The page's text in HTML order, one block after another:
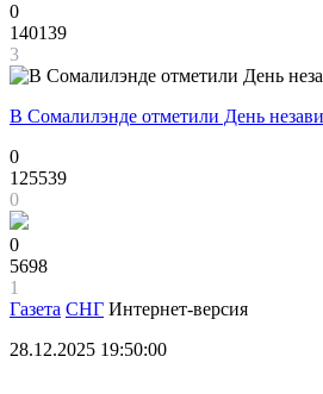
0
140139
3
В Сомалилэнде отметили День
0
125539
0
0
5698
1
Газета СНГ Интернет-версия
28.12.2025 19:50:00